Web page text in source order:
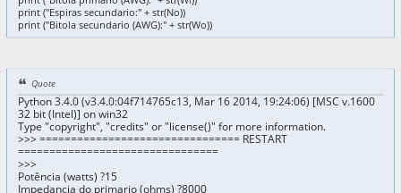
print ("Espiras secundario:" + str(No))
print ("Bitola secundario (AWG):" + str(Wo))
Quote
Python 3.4.0 (v3.4.0:04f714765c13, Mar 16 2014, 19:24:06) [MSC v.1600
32 bit (Intel)] on win32
Type "copyright", "credits" or "license()" for more information.
>>> ================================ RESTART
================================
>>>
Potência (watts) ?15
Impedancia do primario (ohms) ?8000